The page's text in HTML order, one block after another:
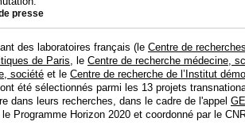
presse
des laboratoires français (le Centre de recherches
de Paris, le Centre de recherche médecine,
société et le Centre de recherche de l’Institut
été sélectionnés parmi les 13 projets
dans leurs recherches, dans le cadre de l'appel
Programme Horizon 2020 et coordonné par le